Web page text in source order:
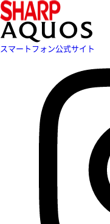
スマートフォン公式サイト